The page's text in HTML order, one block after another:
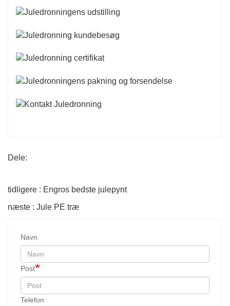
Dele:
tidligere : Engros bedste julepynt
næste : Jule PE træ
Navn
Post
Telefon